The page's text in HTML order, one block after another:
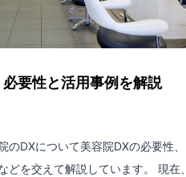
要性と活用事例を解説
のDXについて美容院DXの必要性、
どを交えて解説しています。 現在、